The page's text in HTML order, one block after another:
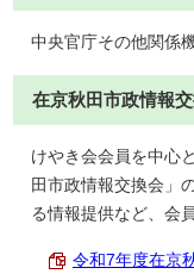
中央官庁その他関係
在京秋田市政情報
けやき会会員を中心
田市政情報交換会」
る情報提供など、会
令和7年度在京